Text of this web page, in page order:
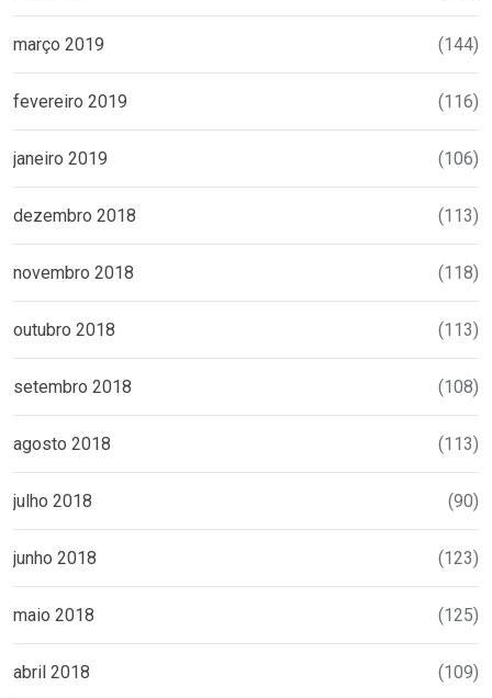
março 2019 (144)
fevereiro 2019 (116)
janeiro 2019 (106)
dezembro 2018 (113)
novembro 2018 (118)
outubro 2018 (113)
setembro 2018 (108)
agosto 2018 (113)
julho 2018 (90)
junho 2018 (123)
maio 2018 (125)
abril 2018 (109)